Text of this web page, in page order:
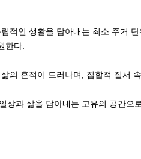
적인 생활을 담아내는 최소 주거 단
한다.
의 흔적이 드러나며, 집합적 질서
상과 삶을 담아내는 고유의 공간으